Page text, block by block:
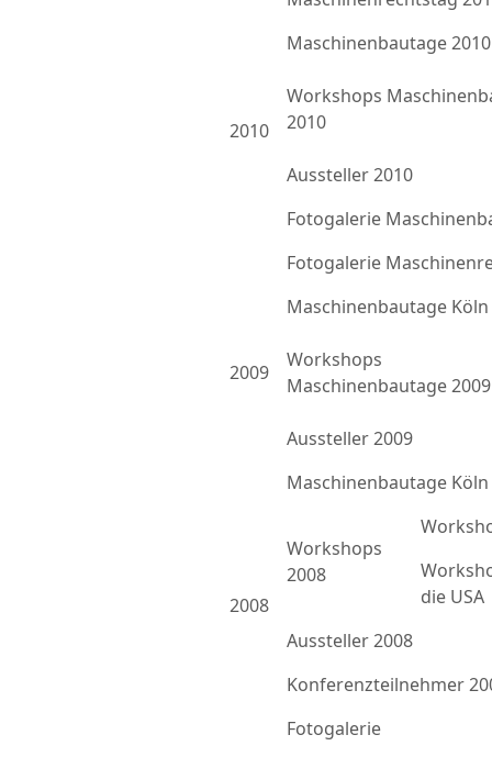
2010
Maschinenbautage 2010
Workshops
2010
Aussteller 2010
Fotogalerie
Fotogalerie
2009
Maschinenbautage Köln
Workshops
Maschinenbautage 2009
Aussteller 2009
2008
Maschinenbautage Köln
Workshops
2008
die USA
Aussteller 2008
Konferenzteilnehmer
Fotogalerie